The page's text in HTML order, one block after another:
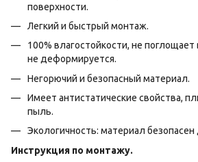
поверхности.
Легкий и быстрый монтаж.
100% влагостойкости, не поглощает
не деформируется.
Негорючий и безопасный материал.
Имеет антистатические свойства,
пыль.
Экологичность: материал
Инструкция по монтажу.